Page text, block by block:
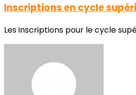
Inscriptions en cycle
Les inscriptions pour le cycle